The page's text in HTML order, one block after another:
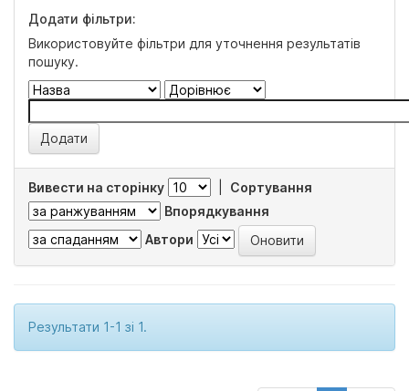
Додати фільтри:
Використовуйте фільтри для уточнення результатів
пошуку.
Вивести на сторінку
Сортування
Впорядкування
Автори
Результати 1-1 зі 1.